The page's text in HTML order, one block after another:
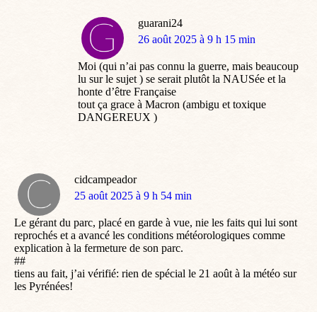
guarani24
dit
26 août 2025 à 9 h 15 min
Moi (qui n’ai pas connu la guerre, mais beaucoup
lu sur le sujet ) se serait plutôt la NAUSée et la
honte d’être Française
tout ça grace à Macron (ambigu et toxique
DANGEREUX )
cidcampeador
dit
25 août 2025 à 9 h 54 min
Le gérant du parc, placé en garde à vue, nie les faits qui lui sont
reprochés et a avancé les conditions météorologiques comme
explication à la fermeture de son parc.
##
tiens au fait, j’ai vérifié: rien de spécial le 21 août à la météo sur
les Pyrénées!